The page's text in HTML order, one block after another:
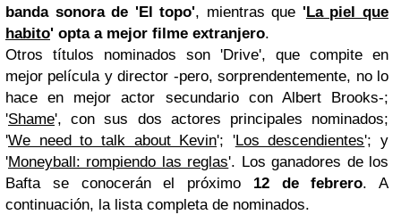
banda sonora de 'El topo', mientras que 'La piel que
habito' opta a mejor filme extranjero.
Otros títulos nominados son 'Drive', que compite en
mejor película y director -pero, sorprendentemente, no lo
hace en mejor actor secundario con Albert Brooks-;
'Shame', con sus dos actores principales nominados;
'We need to talk about Kevin'; 'Los descendientes'; y
'Moneyball: rompiendo las reglas'. Los ganadores de los
Bafta se conocerán el próximo 12 de febrero. A
continuación, la lista completa de nominados.